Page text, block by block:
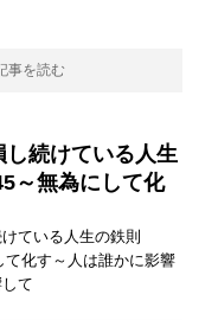
事を読む
し続けている人生
～無為にして化
ている人生の鉄則
て化す～人は誰かに影響
て